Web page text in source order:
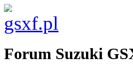
Forum Suzuki